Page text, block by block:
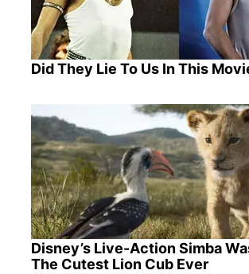
Did They Lie To Us In This
Disney’s Live-Action Simba
The Cutest Lion Cub Ever